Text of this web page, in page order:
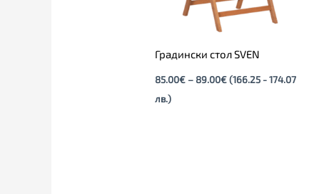
Градински стол SVEN
85.00€ – 89.00€(166.25 - 174.07
лв.)